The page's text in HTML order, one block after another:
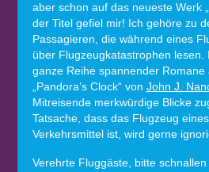
aber schon auf das neueste Werk
der Titel gefiel mir! Ich gehöre zu
Passagieren, die während eines
über Flugzeugkatastrophen lesen.
ganze Reihe spannender Romane
„Pandora’s Clock“ von John J.
Mitreisende merkwürdige Blicke
Tatsache, dass das Flugzeug
Verkehrsmittel ist, wird gerne
Verehrte Fluggäste, bitte